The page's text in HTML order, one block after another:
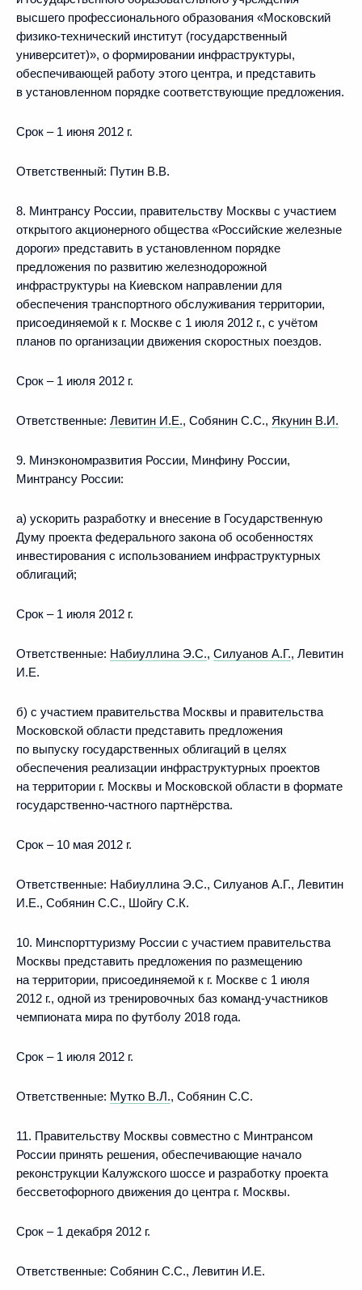
высшего профессионального образования «Московский
физико-технический институт (государственный
университет)», о формировании инфраструктуры,
обеспечивающей работу этого центра, и представить
в установленном порядке соответствующие предложения.
Срок – 1 июня 2012 г.
Ответственный: Путин В.В.
8. Минтрансу России, правительству Москвы с участием
открытого акционерного общества «Российские железные
дороги» представить в установленном порядке
предложения по развитию железнодорожной
инфраструктуры на Киевском направлении для
обеспечения транспортного обслуживания территории,
присоединяемой к г. Москве с 1 июля 2012 г., с учётом
планов по организации движения скоростных поездов.
Срок – 1 июля 2012 г.
Ответственные: Левитин И.Е., Собянин С.С., Якунин В.И.
9. Минэкономразвития России, Минфину России,
Минтрансу России:
а) ускорить разработку и внесение в Государственную
Думу проекта федерального закона об особенностях
инвестирования с использованием инфраструктурных
облигаций;
Срок – 1 июля 2012 г.
Ответственные: Набиуллина Э.С., Силуанов А.Г., Левитин
И.Е.
б) с участием правительства Москвы и правительства
Московской области представить предложения
по выпуску государственных облигаций в целях
обеспечения реализации инфраструктурных проектов
на территории г. Москвы и Московской области в формате
государственно-частного партнёрства.
Срок – 10 мая 2012 г.
Ответственные: Набиуллина Э.С., Силуанов А.Г., Левитин
И.Е., Собянин С.С., Шойгу С.К.
10. Минспорттуризму России с участием правительства
Москвы представить предложения по размещению
на территории, присоединяемой к г. Москве с 1 июля
2012 г., одной из тренировочных баз команд-участников
чемпионата мира по футболу 2018 года.
Срок – 1 июля 2012 г.
Ответственные: Мутко В.Л., Собянин С.С.
11. Правительству Москвы совместно с Минтрансом
России принять решения, обеспечивающие начало
реконструкции Калужского шоссе и разработку проекта
бессветофорного движения до центра г. Москвы.
Срок – 1 декабря 2012 г.
Ответственные: Собянин С.С., Левитин И.Е.